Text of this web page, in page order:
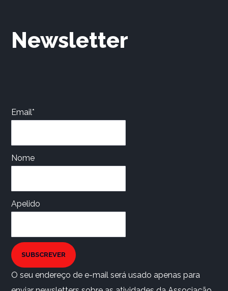
Newsletter
Email*
Nome
Apelido
SUBSCREVER
O seu endereço de e-mail será usado apenas para